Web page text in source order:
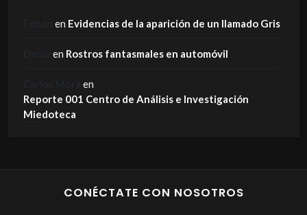
en Evidencias de la aparición de un llamado Gris
en Rostros fantasmales en automóvil
en
Reporte 001 Centro de Análisis e Investigación
Miedoteca
CONÉCTATE CON NOSOTROS